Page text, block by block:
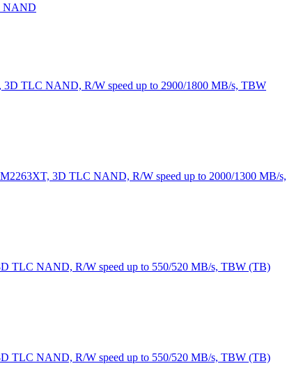
NAND
TLC NAND, R/W speed up to 2900/1800 MB/s, TBW
3D TLC NAND, R/W speed up to 2000/1300 MB/s,
TLC NAND, R/W speed up to 550/520 MB/s, TBW (TB)
TLC NAND, R/W speed up to 550/520 MB/s, TBW (TB)